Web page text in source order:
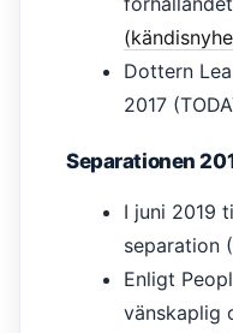
Dottern
2017
Separationen
I juni 2019
separation
Enligt
vänskaplig